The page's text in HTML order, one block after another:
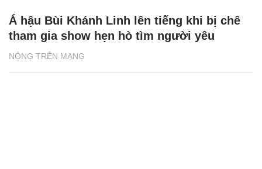
NÓNG TRÊN MẠNG
Á hậu Bùi Khánh Linh lên tiếng khi bị chê
tham gia show hẹn hò tìm người yêu